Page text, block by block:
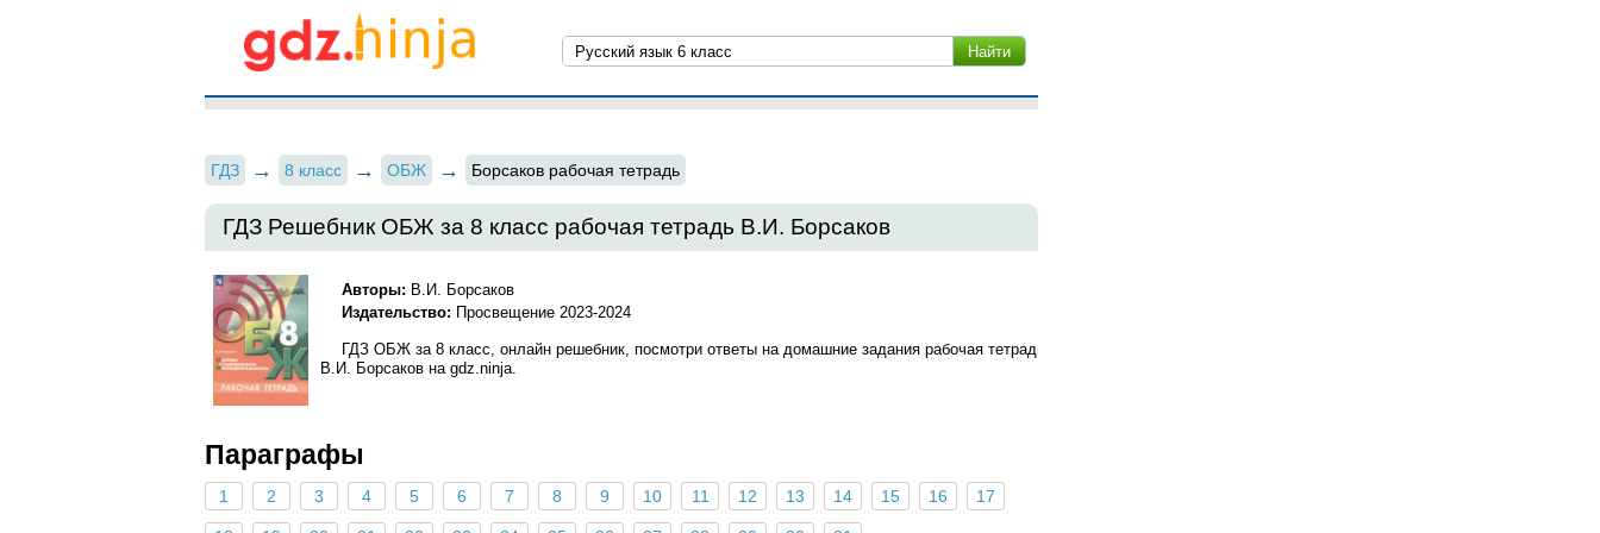
ГДЗ 8 класс ОБЖ Борсаков рабочая тетрадь
ГДЗ Решебник ОБЖ за 8 класс рабочая тетрадь В.И. Борсаков
Авторы: В.И. Борсаков
Издательство: Просвещение 2023-2024
ГДЗ ОБЖ за 8 класс, онлайн решебник, посмотри ответы на домашние задания рабочая тетрадь
В.И. Борсаков на gdz.ninja.
Параграфы
1 2 3 4 5 6 7 8 9 10 11 12 13 14 15 16 17